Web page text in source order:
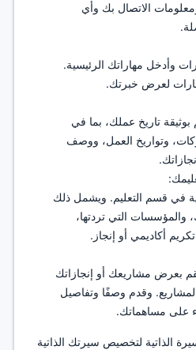
الاتصال بك وأي
وأدخل مهاراتك الرئيسية.
لعرض خبرتك.
تاريخ عملك، بما في
وتواريخ العمل، ووصف
في قسم التعليم. ويشمل ذلك
والمؤسسات التي تردتها،
أكاديمي أو إنجاز.
بعرض مشاريعك أو إنجازاتك
وقدم وصفًا وتفاصيل
على مساهماتك.
الذاتية لتخصيص سيرتك الذاتية